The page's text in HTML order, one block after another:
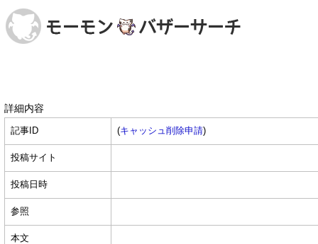
詳細内容
記事ID (キャッシュ削除申請)
投稿サイト
投稿日時
参照
本文